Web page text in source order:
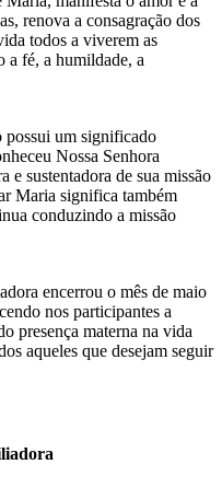
renova a consagração dos
todos a viverem as
a fé, a humildade, a
possui um significado
Nossa Senhora
sustentadora de sua missão
Maria significa também
conduzindo a missão
encerrou o mês de maio
nos participantes a
presença materna na vida
aqueles que desejam seguir